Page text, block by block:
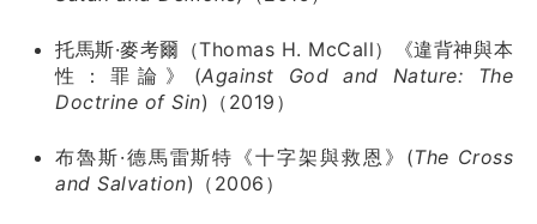
托馬斯·麥考爾（Thomas H. McCall）《違背神與本
性：罪論》(Against God and Nature: The
Doctrine of Sin)（2019）
布魯斯·德馬雷斯特《十字架與救恩》(The Cross
and Salvation)（2006）